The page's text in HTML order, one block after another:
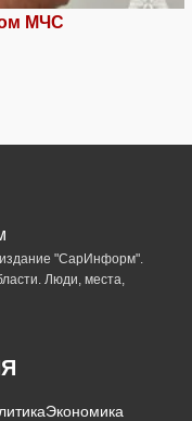
МЧС
"СарИнформ".
Люди, места,
Экономика